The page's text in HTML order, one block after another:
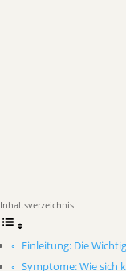
Inhaltsverzeichnis
Einleitung: Die
Symptome: Wie sich